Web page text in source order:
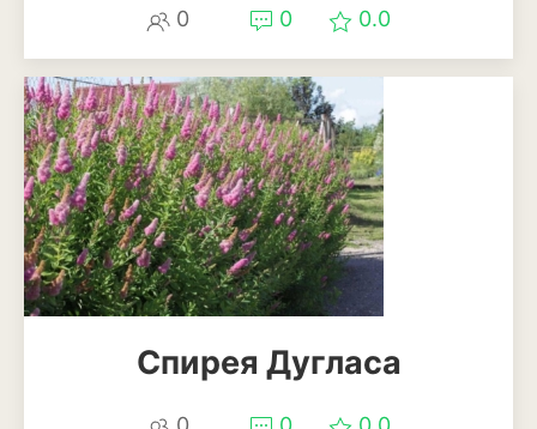
0 0 0.0
Спирея Дугласа